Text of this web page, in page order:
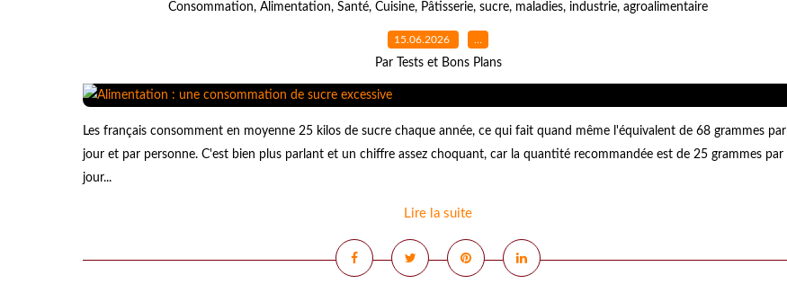
Consommation, Alimentation, Santé, Cuisine, Pâtisserie, sucre, maladies, industrie, agroalimentaire
15.06.2026 …
Par Tests et Bons Plans
Les français consomment en moyenne 25 kilos de sucre chaque année, ce qui fait quand même l'équivalent de 68 grammes par
jour et par personne. C'est bien plus parlant et un chiffre assez choquant, car la quantité recommandée est de 25 grammes par
jour...
Lire la suite